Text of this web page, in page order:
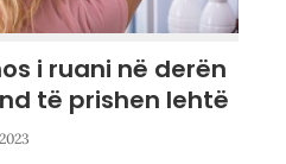
i ruani në derën
të prishen lehtë